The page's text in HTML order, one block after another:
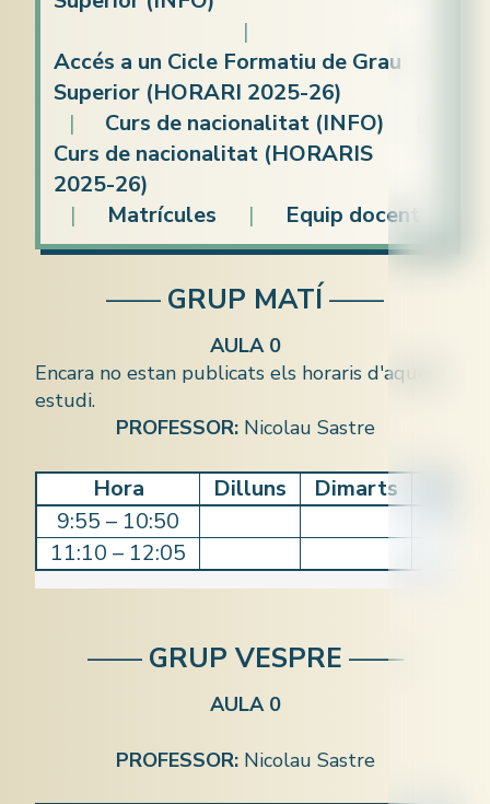
|
Accés a un Cicle Formatiu de Grau
Superior (HORARI 2025-26)
|
Curs de nacionalitat (INFO)
Curs de nacionalitat (HORARIS
2025-26)
|
Matrícules | Equip docent
—— GRUP MATÍ ——
AULA 0
Encara no estan publicats els horaris d'aquest
estudi.
PROFESSOR:Nicolau Sastre
Hora Dilluns Dimarts
9:55 – 10:50
11:10 – 12:05
—— GRUP VESPRE ——
AULA 0
PROFESSOR:Nicolau Sastre